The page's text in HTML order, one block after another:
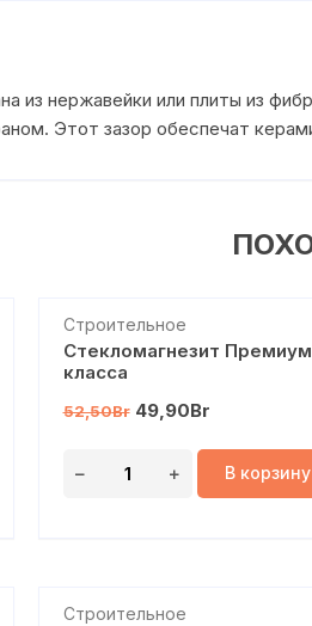
из нержавейки или плиты из
Этот зазор обеспечат
Строительное
Стекломагнезит
класса
52,50Br 49,90Br
В корзину
Строительное